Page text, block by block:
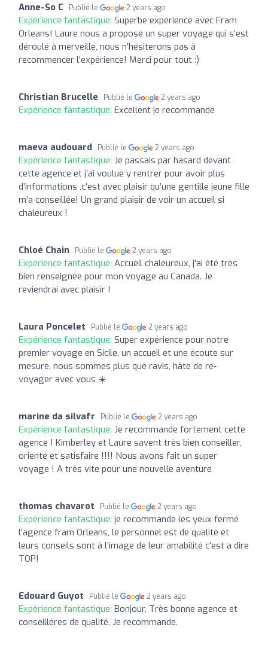
Anne-So C Publié le 2 years ago
Expérience fantastique: Superbe expérience avec Fram
Orleans! Laure nous a proposé un super voyage qui s’est
déroulé à merveille, nous n’hésiterons pas à
recommencer l’expérience! Merci pour tout :)
Christian Brucelle Publié le 2 years ago
Expérience fantastique: Excellent je recommande
maeva audouard Publié le 2 years ago
Expérience fantastique: Je passais par hasard devant
cette agence et j’ai voulue y rentrer pour avoir plus
d’informations ,c’est avec plaisir qu’une gentille jeune fille
m’a conseillée! Un grand plaisir de voir un accueil si
chaleureux !
Chloé Chain Publié le 2 years ago
Expérience fantastique: Accueil chaleureux, j'ai été très
bien renseignée pour mon voyage au Canada. Je
reviendrai avec plaisir !
Laura Poncelet Publié le 2 years ago
Expérience fantastique: Super expérience pour notre
premier voyage en Sicile, un accueil et une écoute sur
mesure, nous sommes plus que ravis, hâte de re-
voyager avec vous ☀️
marine da silvafr Publié le 2 years ago
Expérience fantastique: Je recommande fortement cette
agence ! Kimberley et Laure savent très bien conseiller,
orienté et satisfaire !!!! Nous avons fait un super
voyage ! A très vite pour une nouvelle aventure
thomas chavarot Publié le 2 years ago
Expérience fantastique: je recommande les yeux fermé
l'agence fram Orleans, le personnel est de qualité et
leurs conseils sont à l'image de leur amabilité c'est a dire
TOP!
Edouard Guyot Publié le 2 years ago
Expérience fantastique: Bonjour, Très bonne agence et
conseillères de qualité. Je recommande.